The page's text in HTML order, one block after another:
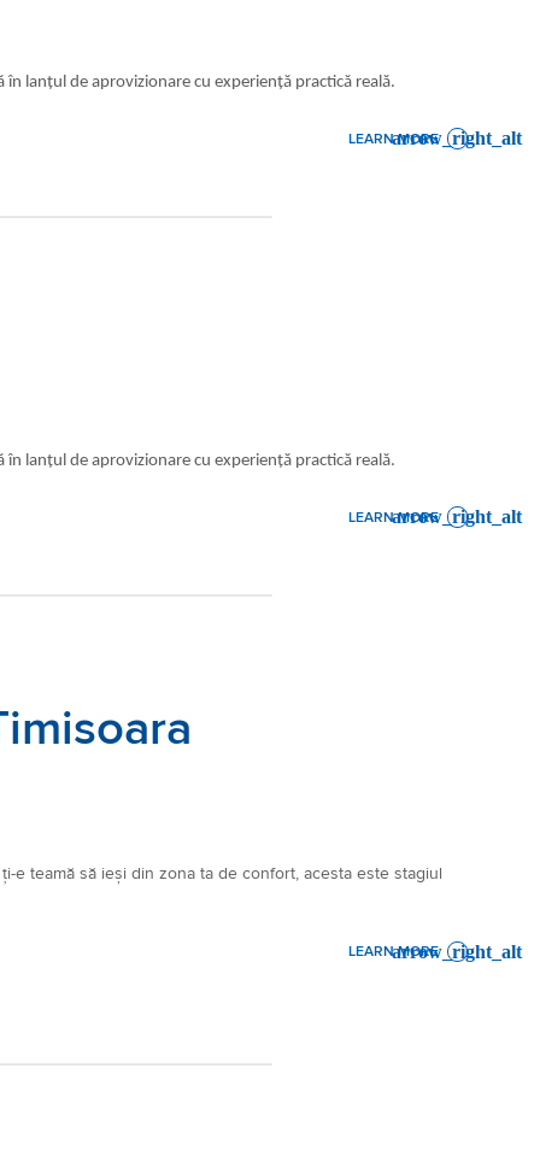
lanțul de aprovizionare cu experiență practică reală.
LEARN MORE
: SALES CADET BACAU
lanțul de aprovizionare cu experiență practică reală.
LEARN MORE
: SALES CADET TIMISOARA
e teamă să ieși din zona ta de confort, acesta este stagiul
LEARN MORE
: MANAGEMENT